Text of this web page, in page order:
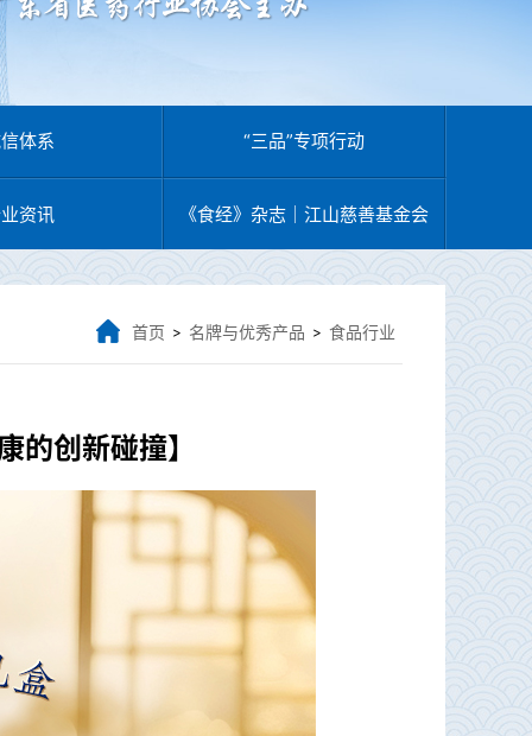
体系 “三品”专项行动
资讯 《食经》杂志｜江山慈善基金会
首页 > 名牌与优秀产品 > 食品行业
的创新碰撞】